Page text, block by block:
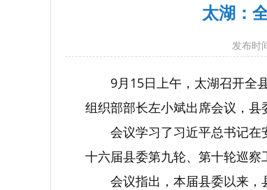
太湖：
发布时
9月15日上午，太湖召开全
组织部部长左小斌出席会议，县
会议学习了习近平总书记
十六届县委第九轮、第十轮巡察
会议指出，本届县委以来